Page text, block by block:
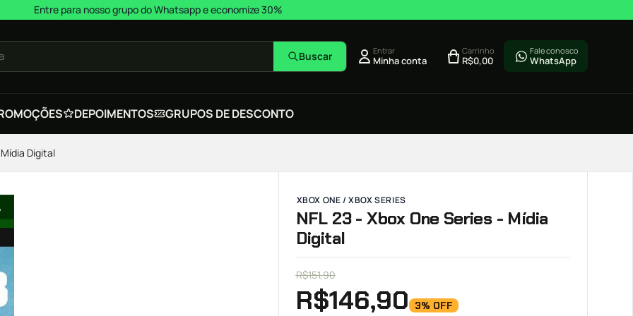
Entre para nosso grupo do Whatsapp e economize 30%
Buscar Entrar
Minha conta
Carrinho
R$0,00
Fale conosco
WhatsApp
DEPOIMENTOS GRUPOS DE DESCONTO
Mídia Digital
XBOX ONE / XBOX SERIES
NFL 23 - Xbox One Series - Mídia
Digital
R$151,90
R$146,90 3% OFF